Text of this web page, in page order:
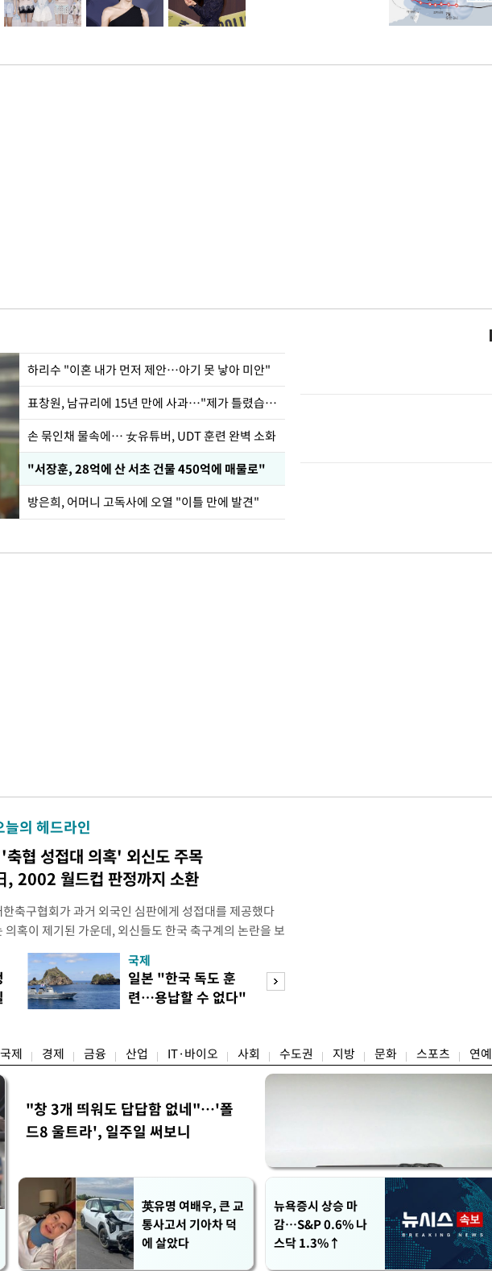
하리수 "이혼 내가 먼저 제안…아기 못 낳아 미안"
표창원, 남규리에 15년 만에 사과…"제가 틀렸습니다"
손 묶인채 물속에… 女유튜버, UDT 훈련 완벽 소화
"서장훈, 28억에 산 서초 건물 450억에 매물로"
방은희, 어머니 고독사에 오열 "이틀 만에 발견"
늘의 헤드라인
협 성접대 의혹' 외신도 주목
, 2002 월드컵 판정까지 소환
한축구협회가 과거 외국인 심판에게 성접대를 제공했다
의혹이 제기된 가운데, 외신들도 한국 축구계의 논란을 보
도하면서 파장이 커지고 있다. 지난 6일 JTBC는 문화체육관
부가 2016년 작성한 감사보고서를 바탕으로 축구협회가
년 3월부터 2012년 3월까지 1년 동안 국가대표팀 경기
참여한 외국인 심판들에게 성접대를 한 정황이 드러났다
국제
일본 "한국 독도 훈
련…용납할 수 없다"
국제 경제 금융 산업 IT·바이오 사회 수도권 지방 문화 스포츠 연예
"창 3개 띄워도 답답함 없네"…'폴
드8 울트라', 일주일 써보니
英유명 여배우, 큰 교
통사고서 기아차 덕
에 살았다
뉴욕증시 상승 마
감…S&P 0.6% 나
스닥 1.3%↑